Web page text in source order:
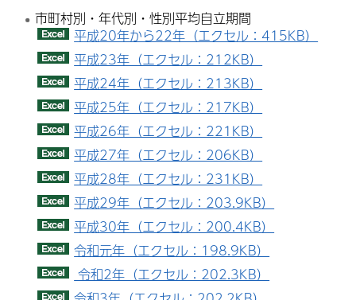
市町村別・年代別・性別平均自立期間
平成20年から22年（エクセル：415KB）
平成23年（エクセル：212KB）
平成24年（エクセル：213KB）
平成25年（エクセル：217KB）
平成26年（エクセル：221KB）
平成27年（エクセル：206KB）
平成28年（エクセル：231KB）
平成29年（エクセル：203.9KB）
平成30年（エクセル：200.4KB）
令和元年（エクセル：198.9KB）
令和2年（エクセル：202.3KB）